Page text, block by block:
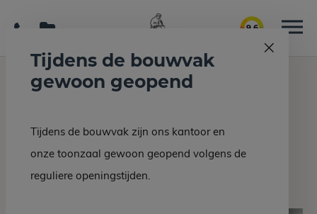
9.6
Home Grafmonumenten Grafsteen EM 18-10
Grafsteen EM 18-10
Tijdens de bouwvak
gewoon geopend
Tijdens de bouwvak zijn ons kantoor en
onze toonzaal gewoon geopend volgens de
reguliere openingstijden.